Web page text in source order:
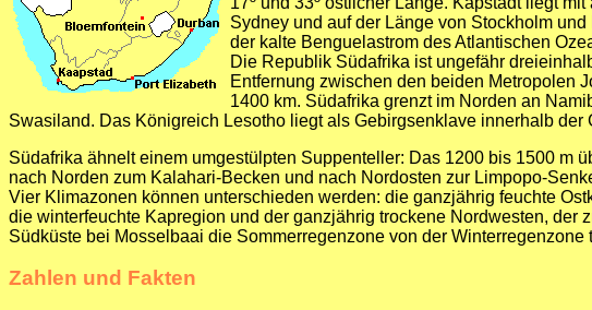
Sydney und auf der Länge von Stockholm
der kalte Benguelastrom des Atlantischen
Die Republik Südafrika ist ungefähr
Entfernung zwischen den beiden Metropolen
1400 km. Südafrika grenzt im Norden an
Swasiland. Das Königreich Lesotho liegt als Gebirgsenklave innerhalb der
Südafrika ähnelt einem umgestülpten Suppenteller: Das 1200 bis 1500 m
nach Norden zum Kalahari-Becken und nach Nordosten zur Limpopo-
Vier Klimazonen können unterschieden werden: die ganzjährig feuchte
die winterfeuchte Kapregion und der ganzjährig trockene Nordwesten, der
Südküste bei Mosselbaai die Sommerregenzone von der Winterregenzone
Zahlen und Fakten